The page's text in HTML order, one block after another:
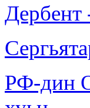
Дербент
РФ-дин